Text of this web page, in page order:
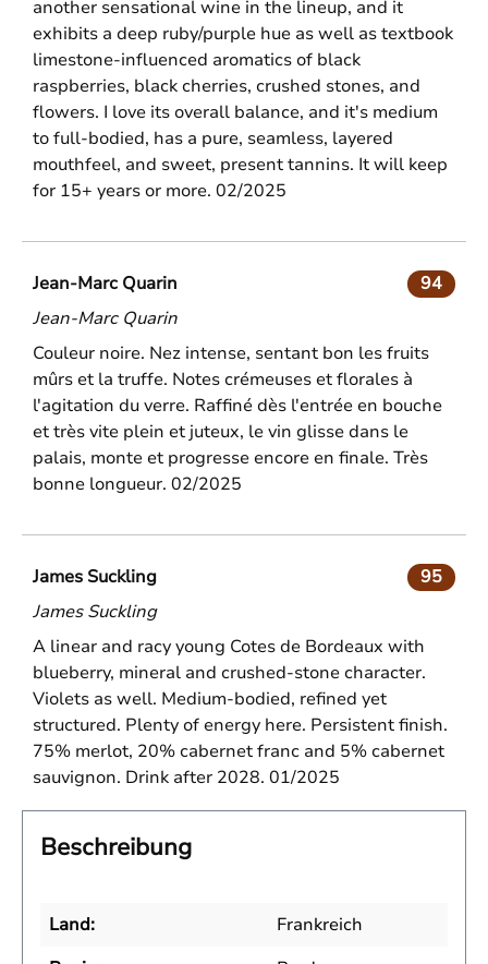
another sensational wine in the lineup, and it
exhibits a deep ruby/purple hue as well as textbook
limestone-influenced aromatics of black
raspberries, black cherries, crushed stones, and
flowers. I love its overall balance, and it's medium
to full-bodied, has a pure, seamless, layered
mouthfeel, and sweet, present tannins. It will keep
for 15+ years or more. 02/2025
94
Jean-Marc Quarin
Jean-Marc Quarin
Couleur noire. Nez intense, sentant bon les fruits
mûrs et la truffe. Notes crémeuses et florales à
l'agitation du verre. Raffiné dès l'entrée en bouche
et très vite plein et juteux, le vin glisse dans le
palais, monte et progresse encore en finale. Très
bonne longueur. 02/2025
95
James Suckling
James Suckling
A linear and racy young Cotes de Bordeaux with
blueberry, mineral and crushed-stone character.
Violets as well. Medium-bodied, refined yet
structured. Plenty of energy here. Persistent finish.
75% merlot, 20% cabernet franc and 5% cabernet
sauvignon. Drink after 2028. 01/2025
Beschreibung
Land:
Frankreich